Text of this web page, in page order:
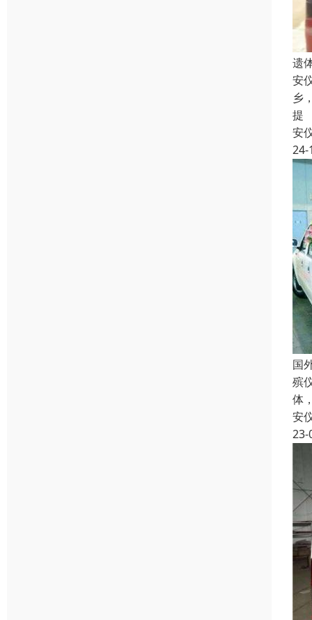
遗
安
乡
提
安
24-
国
殡
体
安
23-